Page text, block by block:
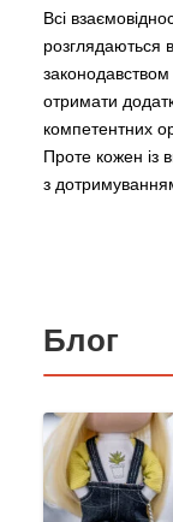
Всі
розглядаються
отримати
компетентних
Проте кожен із
з
Блог